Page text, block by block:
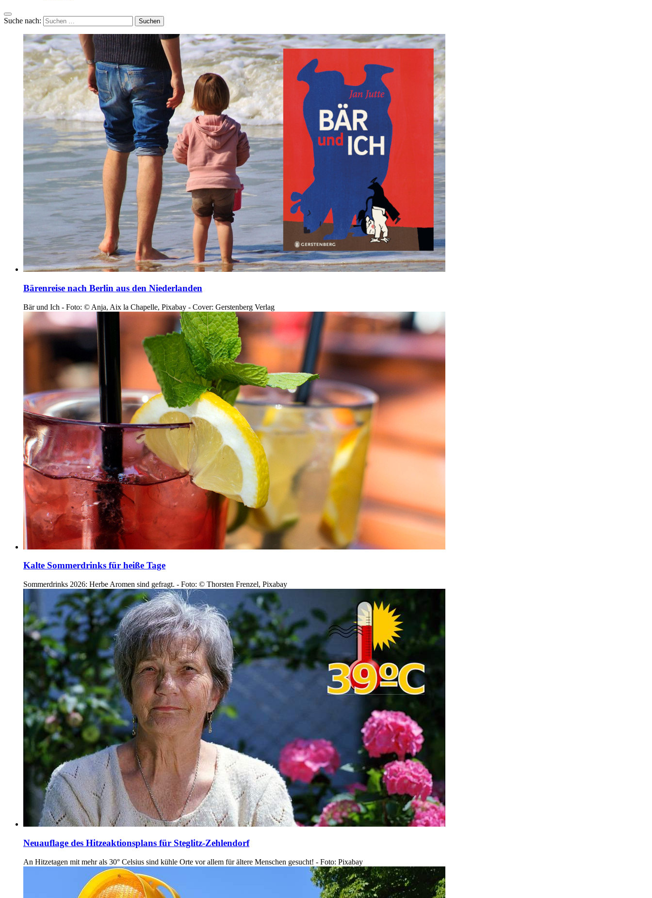
Suche nach:
Bärenreise nach Berlin aus den Niederlanden
Bär und Ich - Foto: © Anja, Aix la Chapelle, Pixabay - Cover: Gerstenberg Verlag
Kalte Sommerdrinks für heiße Tage
Sommerdrinks 2026: Herbe Aromen sind gefragt. - Foto: © Thorsten Frenzel, Pixabay
Neuauflage des Hitzeaktionsplans für Steglitz-Zehlendorf
An Hitzetagen mit mehr als 30° Celsius sind kühle Orte vor allem für ältere Menschen gesucht! - Foto: Pixabay